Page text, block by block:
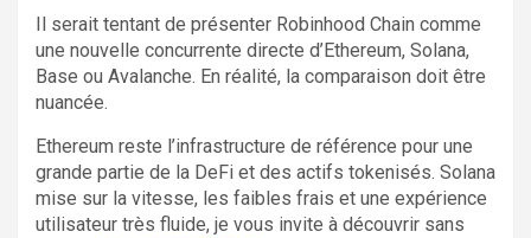
Il serait tentant de présenter Robinhood Chain comme
une nouvelle concurrente directe d’Ethereum, Solana,
Base ou Avalanche. En réalité, la comparaison doit être
nuancée.
Ethereum reste l’infrastructure de référence pour une
grande partie de la DeFi et des actifs tokenisés. Solana
mise sur la vitesse, les faibles frais et une expérience
utilisateur très fluide, je vous invite à découvrir sans